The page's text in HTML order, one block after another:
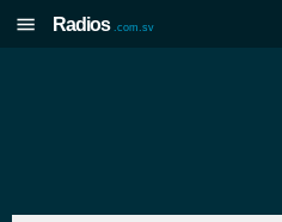
Radios .com.sv